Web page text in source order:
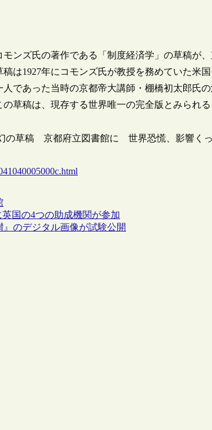
ンズ氏の著作である「制度経済学」の草稿が
は1927年にコモンズ氏が教授を務めていた米
であった当時の京都帝大講師・棚橋初太郎氏
草稿は、現存する世界唯一の完全版とみられる
の草稿 京都府立図書館に 世界恐慌、影響く
英国の4つの助成機関が参加
のデジタル画像が試験公開